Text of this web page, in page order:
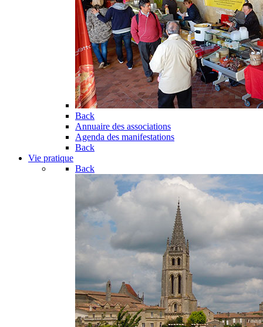
Back
Annuaire des associations
Agenda des manifestations
Back
Vie pratique
Back